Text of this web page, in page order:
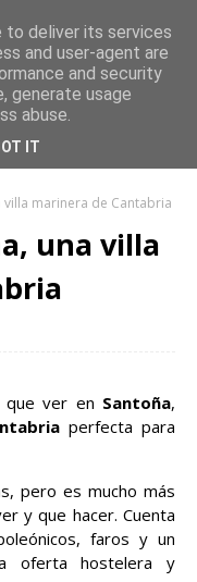
villa marinera de Cantabria
una villa
que ver en Santoña,
perfecta para
pero es mucho más
y que hacer. Cuenta
faros y un
oferta hostelera y
to deliver its services
and user-agent are
and security
generate usage
abuse.
IT